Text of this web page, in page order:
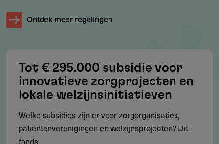
Doelgroep
Projecten die zich in het bijzonder richten op de
gezondheid van inwoners van Rotterdam-Rijnmond.
Ontdek meer regelingen
Tot € 295.000 subsidie voor
innovatieve zorgprojecten en
lokale welzijnsinitiatieven
Welke subsidies zijn er voor zorgorganisaties,
patiëntenverenigingen en welzijnsprojecten? Dit
fonds